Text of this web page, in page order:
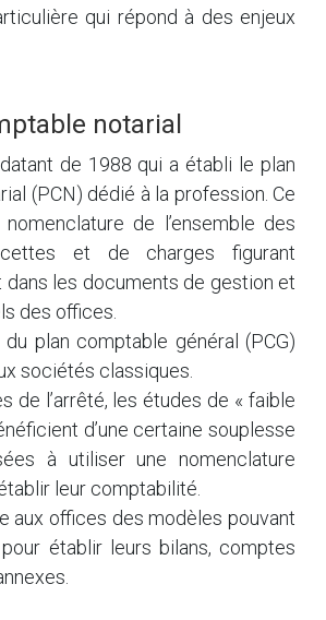
qui répond à des enjeux
notarial
de 1988 qui a établi le plan
(PCN) dédié à la profession. Ce
de l’ensemble des
et de charges figurant
les documents de gestion et
des offices.
plan comptable général (PCG)
sociétés classiques.
de l’arrêté, les études de « faible
d’une certaine souplesse
à utiliser une nomenclature
leur comptabilité.
aux offices des modèles pouvant
établir leurs bilans, comptes